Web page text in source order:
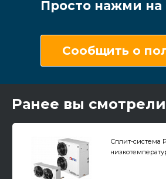
Просто нажми на
Сообщить о
Ранее вы смотрели
Сплит-система